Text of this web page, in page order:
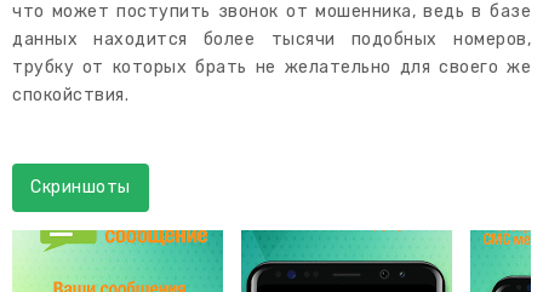
что может поступить звонок от мошенника, ведь в базе
данных находится более тысячи подобных номеров,
трубку от которых брать не желательно для своего же
спокойствия.
Скриншоты